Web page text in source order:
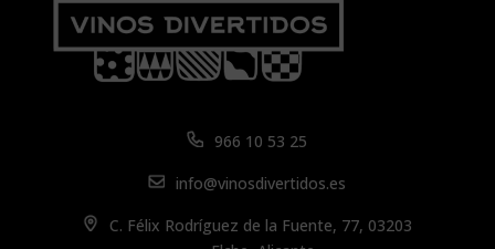
966 10 53 25
info@vinosdivertidos.es
C. Félix Rodríguez de la Fuente, 77, 03203